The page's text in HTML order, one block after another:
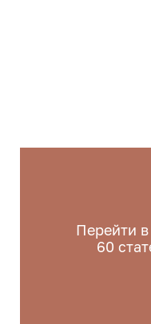
Перейти
60